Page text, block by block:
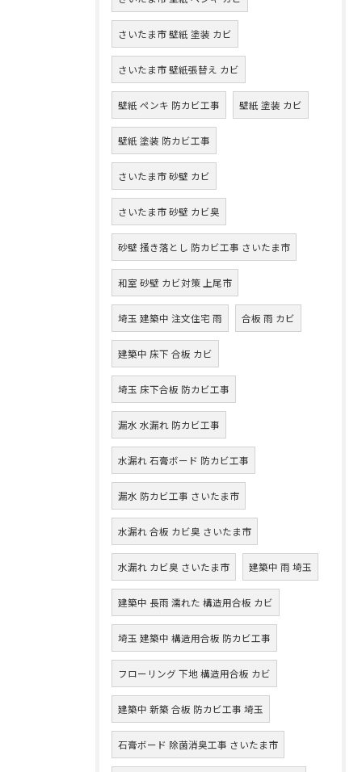
さいたま市 壁紙 塗装 カビ
さいたま市 壁紙張替え カビ
壁紙 ペンキ 防カビ工事 壁紙 塗装 カビ
壁紙 塗装 防カビ工事
さいたま市 砂壁 カビ
さいたま市 砂壁 カビ臭
砂壁 掻き落とし 防カビ工事 さいたま市
和室 砂壁 カビ対策 上尾市
埼玉 建築中 注文住宅 雨 合板 雨 カビ
建築中 床下 合板 カビ
埼玉 床下合板 防カビ工事
漏水 水漏れ 防カビ工事
水漏れ 石膏ボード 防カビ工事
漏水 防カビ工事 さいたま市
水漏れ 合板 カビ臭 さいたま市
水漏れ カビ臭 さいたま市 建築中 雨 埼玉
建築中 長雨 濡れた 構造用合板 カビ
埼玉 建築中 構造用合板 防カビ工事
フローリング 下地 構造用合板 カビ
建築中 新築 合板 防カビ工事 埼玉
石膏ボード 除菌消臭工事 さいたま市